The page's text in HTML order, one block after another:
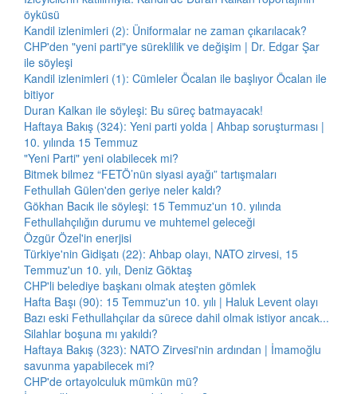
öyküsü
Kandil izlenimleri (2): Üniformalar ne zaman çıkarılacak?
CHP'den "yeni parti"ye süreklilik ve değişim | Dr. Edgar Şar
ile söyleşi
Kandil izlenimleri (1): Cümleler Öcalan ile başlıyor Öcalan ile
bitiyor
Duran Kalkan ile söyleşi: Bu süreç batmayacak!
Haftaya Bakış (324): Yeni parti yolda | Ahbap soruşturması |
10. yılında 15 Temmuz
"Yeni Parti" yeni olabilecek mi?
Bitmek bilmez “FETÖ’nün siyasi ayağı” tartışmaları
Fethullah Gülen'den geriye neler kaldı?
Gökhan Bacık ile söyleşi: 15 Temmuz'un 10. yılında
Fethullahçılığın durumu ve muhtemel geleceği
Özgür Özel'in enerjisi
Türkiye'nin Gidişatı (22): Ahbap olayı, NATO zirvesi, 15
Temmuz'un 10. yılı, Deniz Göktaş
CHP'li belediye başkanı olmak ateşten gömlek
Hafta Başı (90): 15 Temmuz'un 10. yılı | Haluk Levent olayı
Bazı eski Fethullahçılar da sürece dahil olmak istiyor ancak...
Silahlar boşuna mı yakıldı?
Haftaya Bakış (323): NATO Zirvesi'nin ardından | İmamoğlu
savunma yapabilecek mi?
CHP'de ortayolculuk mümkün mü?